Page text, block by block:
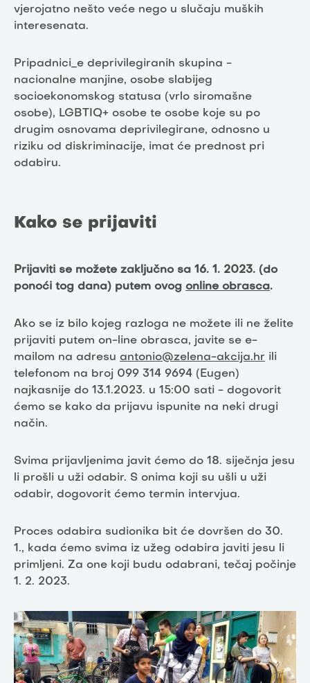
vjerojatno nešto veće nego u slučaju muških
interesenata.
Pripadnici_e deprivilegiranih skupina -
nacionalne manjine, osobe slabijeg
socioekonomskog statusa (vrlo siromašne
osobe), LGBTIQ+ osobe te osobe koje su po
drugim osnovama deprivilegirane, odnosno u
riziku od diskriminacije, imat će prednost pri
odabiru.
Kako se prijaviti
Prijaviti se možete zaključno sa 16. 1. 2023. (do
ponoći tog dana) putem ovog online obrasca.
Ako se iz bilo kojeg razloga ne možete ili ne želite
prijaviti putem on-line obrasca, javite se e-
mailom na adresu antonio@zelena-akcija.hr ili
telefonom na broj 099 314 9694 (Eugen)
najkasnije do 13.1.2023. u 15:00 sati - dogovorit
ćemo se kako da prijavu ispunite na neki drugi
način.
Svima prijavljenima javit ćemo do 18. siječnja jesu
li prošli u uži odabir. S onima koji su ušli u uži
odabir, dogovorit ćemo termin intervjua.
Proces odabira sudionika bit će dovršen do 30.
1., kada ćemo svima iz užeg odabira javiti jesu li
primljeni. Za one koji budu odabrani, tečaj počinje
1. 2. 2023.